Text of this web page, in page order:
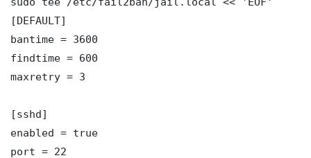
[DEFAULT]
bantime = 3600
findtime = 600
maxretry = 3
[sshd]
enabled = true
port = 22